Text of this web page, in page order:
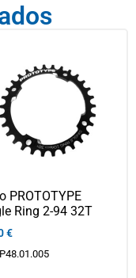
PROTOTYPE
Ring 2-94 32T
€
P48.01.005